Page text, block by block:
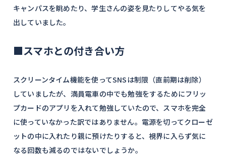
キャンパスを眺めたり、学生さんの姿を見たりしてやる気を
出していました。
■スマホとの付き合い方
スクリーンタイム機能を使ってSNSは制限（直前期は削除）
していましたが、満員電車の中でも勉強をするためにフリッ
プカードのアプリを入れて勉強していたので、スマホを完全
に使っていなかった訳ではありません。電源を切ってクローゼ
ットの中に入れたり親に預けたりすると、視界に入らず気に
なる回数も減るのではないでしょうか。